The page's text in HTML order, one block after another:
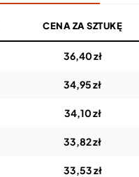
CENA ZA SZTUKĘ
36,40 zł
34,95 zł
34,10 zł
33,82 zł
33,53 zł